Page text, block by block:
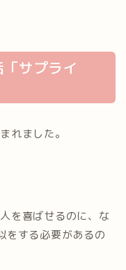
サプライ
れました。
を喜ばせるのに、な
をする必要があるの